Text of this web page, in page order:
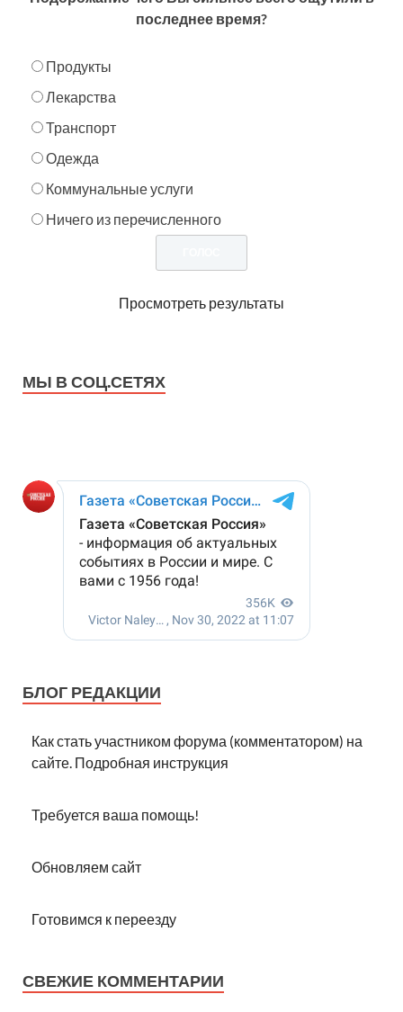
последнее время?
Продукты
Лекарства
Транспорт
Одежда
Коммунальные услуги
Ничего из перечисленного
Просмотреть результаты
МЫ В СОЦ.СЕТЯХ
БЛОГ РЕДАКЦИИ
Как стать участником форума (комментатором) на
сайте. Подробная инструкция
Требуется ваша помощь!
Обновляем сайт
Готовимся к переезду
СВЕЖИЕ КОММЕНТАРИИ